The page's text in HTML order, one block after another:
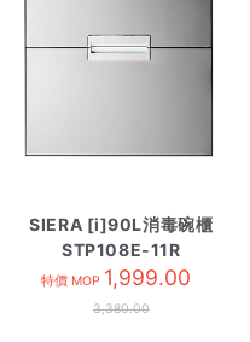
SIERA [i]90L消毒碗櫃
STP108E-11R
特價 MOP 1,999.00
3,380.00